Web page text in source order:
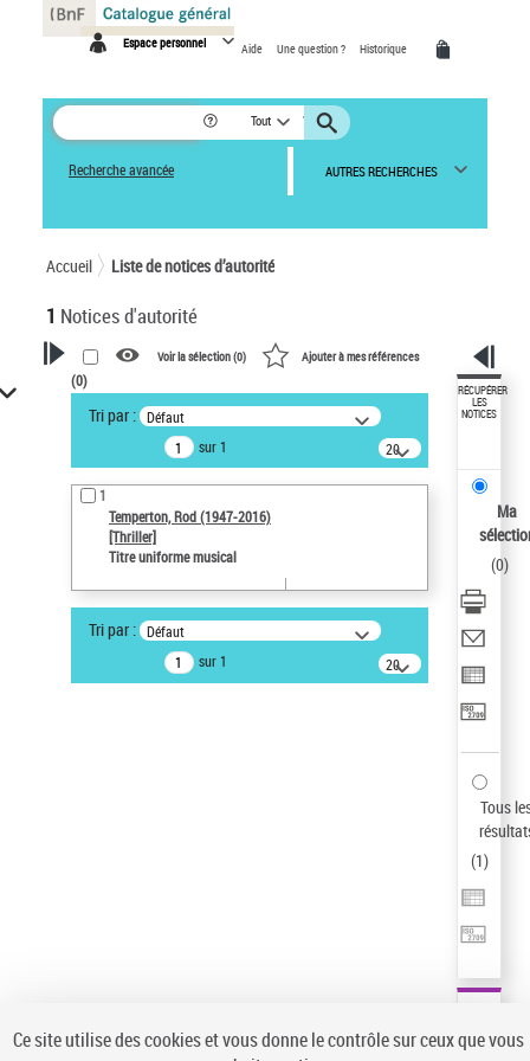
Espace personnel Aide Une question ? Historique
Tout
Recherche avancée AUTRES RECHERCHES
Accueil Liste de notices d’autorité
1 Notices d'autorité
VOTRE RECHERCHE
Recherche avancée dans les
notices d’autorité
Œuvres liées à l'auteur :
Temperton, Rod (1947-2016)
Auteur d’œuvre
Type de notice d'autorité
Œuvre
Pays
Voir la sélection (0) Ajouter à mes références
(0)
Tri par : Défaut
sur 1
20
résultats/page
1
Temperton, Rod (1947-2016)
[Thriller]
Titre uniforme musical
Tri par : Défaut
sur 1
20
résultats/page
RÉCUPÉRER
LES
NOTICES
Ma
(0)
Tous
(1)
Panneau de gestion des cookies
Ce site utilise des cookies et vous donne le contrôle sur ceux que vous